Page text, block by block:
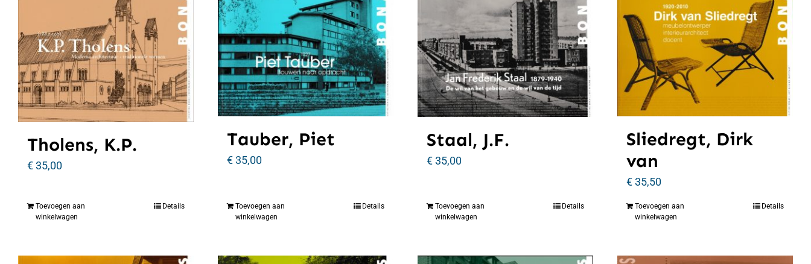
Tholens, K.P.
€35,00
Toevoegen aan
winkelwagen
Details
Tauber, Piet
€35,00
Toevoegen aan
winkelwagen
Details
Staal, J.F.
€35,00
Toevoegen aan
winkelwagen
Details
Sliedregt, Dirk
van
€35,50
Toevoegen aan
winkelwagen
Details